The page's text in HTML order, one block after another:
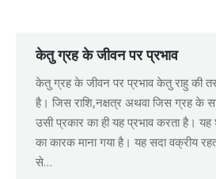
केतु ग्रह के जीवन पर प्रभाव
केतु ग्रह के जीवन पर प्रभाव केतु राहु की
है। जिस राशि,नक्षत्र अथवा जिस ग्रह के
उसी प्रकार का ही यह प्रभाव करता है। यह
का कारक माना गया है। यह सदा वक्रीय
से…